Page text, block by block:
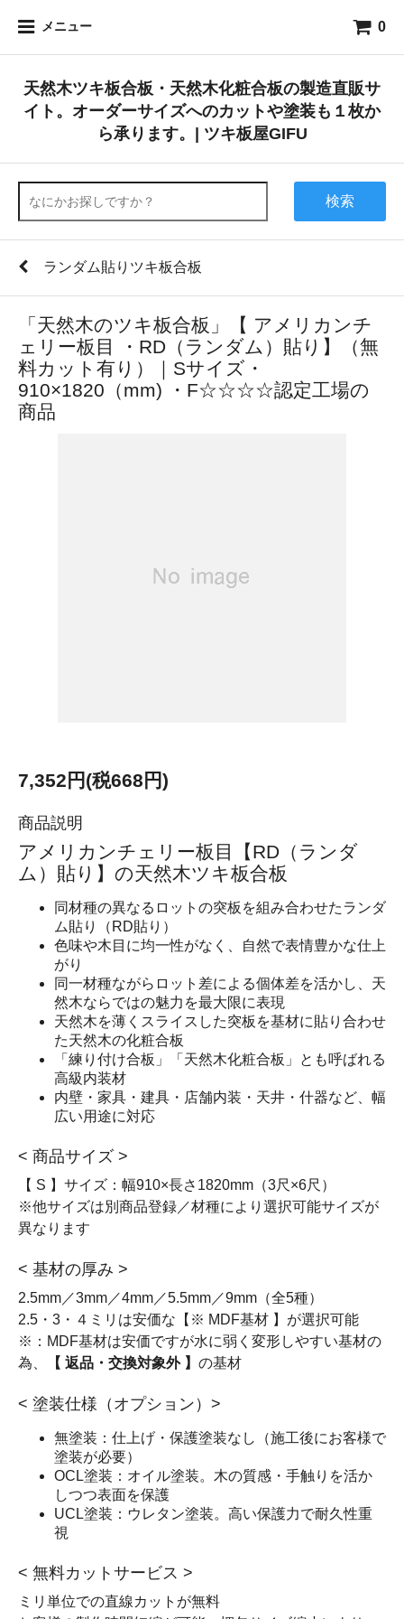
メニュー 0
天然木ツキ板合板・天然木化粧合板の製造直販サ
イト。オーダーサイズへのカットや塗装も１枚か
ら承ります。| ツキ板屋GIFU
検索
ランダム貼りツキ板合板
「天然木のツキ板合板」【 アメリカンチ
ェリー板目 ・RD（ランダム）貼り】（無
料カット有り）｜Sサイズ・
910×1820（mm) ・F☆☆☆☆認定工場の
商品
7,352円(税668円)
商品説明
アメリカンチェリー板目【RD（ランダ
ム）貼り】の天然木ツキ板合板
同材種の異なるロットの突板を組み合わせたランダ
ム貼り（RD貼り）
色味や木目に均一性がなく、自然で表情豊かな仕上
がり
同一材種ながらロット差による個体差を活かし、天
然木ならではの魅力を最大限に表現
天然木を薄くスライスした突板を基材に貼り合わせ
た天然木の化粧合板
「練り付け合板」「天然木化粧合板」とも呼ばれる
高級内装材
内壁・家具・建具・店舗内装・天井・什器など、幅
広い用途に対応
< 商品サイズ >
【 S 】サイズ：幅910×長さ1820mm（3尺×6尺）
※他サイズは別商品登録／材種により選択可能サイズが
異なります
< 基材の厚み >
2.5mm／3mm／4mm／5.5mm／9mm（全5種）
2.5・3・４ミリは安価な【※ MDF基材 】が選択可能
※：MDF基材は安価ですが水に弱く変形しやすい基材の
為、
【 返品・交換対象外 】 の基材
< 塗装仕様（オプション）>
無塗装：仕上げ・保護塗装なし（施工後にお客様で
塗装が必要）
OCL塗装：オイル塗装。木の質感・手触りを活か
しつつ表面を保護
UCL塗装：ウレタン塗装。高い保護力で耐久性重
視
< 無料カットサービス >
ミリ単位での直線カットが無料